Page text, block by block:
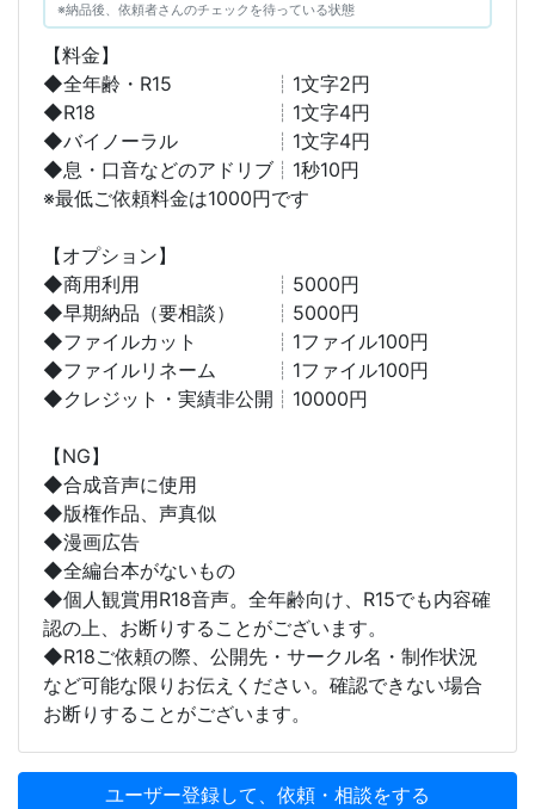
※納品後、依頼者さんのチェックを待っている状態
【料金】
◆全年齢・R15 ┊1文字2円
◆R18 ┊1文字4円
◆バイノーラル ┊1文字4円
◆息・口音などのアドリブ┊1秒10円
※最低ご依頼料金は1000円です
【オプション】
◆商用利用 ┊5000円
◆早期納品（要相談） ┊5000円
◆ファイルカット ┊1ファイル100円
◆ファイルリネーム ┊1ファイル100円
◆クレジット・実績非公開┊10000円
​【NG】
◆合成音声に使用
◆版権作品、声真似
◆漫画広告
◆全編台本がないもの
◆個人観賞用R18音声。全年齢向け、R15でも内容確
認の上、お断りすることがございます。
◆R18ご依頼の際、公開先・サークル名・制作状況
など可能な限りお伝えください。確認できない場合
お断りすることがございます。
ユーザー登録して、依頼・相談をする